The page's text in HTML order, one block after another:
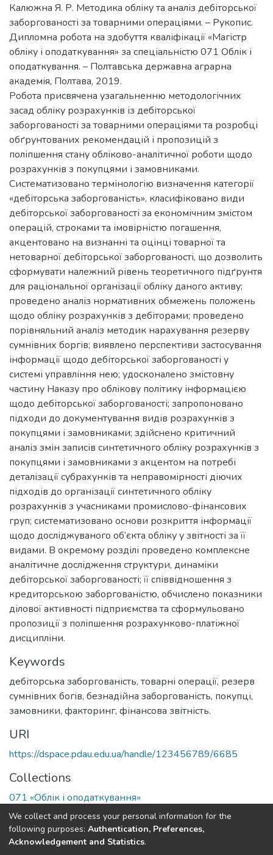
Калюжна Я. Р. Методика обліку та аналіз дебіторської
заборгованості за товарними операціями. – Рукопис.
Дипломна робота на здобуття кваліфікації «Магістр
обліку і оподаткування» за спеціальністю 071 Облік і
оподаткування. – Полтавська державна аграрна
академія, Полтава, 2019.
Робота присвячена узагальненню методологічних
засад обліку розрахунків із дебіторської
заборгованості за товарними операціями та розробці
обґрунтованих рекомендацій і пропозицій з
поліпшення стану обліково-аналітичної роботи щодо
розрахунків з покупцями і замовниками.
Систематизовано термінологію визначення категорії
«дебіторська заборгованість», класифіковано види
дебіторської заборгованості за економічним змістом
операцій, строками та імовірністю погашення,
акцентовано на визнанні та оцінці товарної та
нетоварної дебіторської заборгованості, що дозволить
сформувати належний рівень теоретичного підґрунтя
для раціональної організації обліку даного активу;
проведено аналіз нормативних обмежень положень
щодо обліку розрахунків з дебіторами; проведено
порівняльний аналіз методик нарахування резерву
сумнівних боргів; виявлено перспективи застосування
інформації щодо дебіторської заборгованості у
системі управління нею; удосконалено змістовну
частину Наказу про облікову політику інформацією
щодо дебіторської заборгованості; запропоновано
підходи до документування видів розрахунків з
покупцями і замовниками; здійснено критичний
аналіз змін записів синтетичного обліку розрахунків з
покупцями і замовниками з акцентом на потребі
деталізації субрахунків та неправомірності діючих
підходів до організації синтетичного обліку
розрахунків з учасниками промислово-фінансових
груп; систематизовано основи розкриття інформації
щодо досліджуваного об’єкта обліку у звітності за її
видами. В окремому розділі проведено комплексне
аналітичне дослідження структури, динаміки
дебіторської заборгованості; її співвідношення з
кредиторською заборгованістю, обчислено показники
ділової активності підприємства та сформульовано
пропозиції з поліпшення розрахунково-платіжної
дисципліни.
Keywords
дебіторська заборгованість, товарні операції, резерв
сумнівних богів, безнадійна заборгованість, покупці,
замовники, факторинг, фінансова звітність.
URI
https://dspace.pdau.edu.ua/handle/123456789/6685
Collections
071 «Облік і оподаткування»
Full item page
We collect and process your personal information for the
following purposes: Authentication, Preferences,
Acknowledgement and Statistics.